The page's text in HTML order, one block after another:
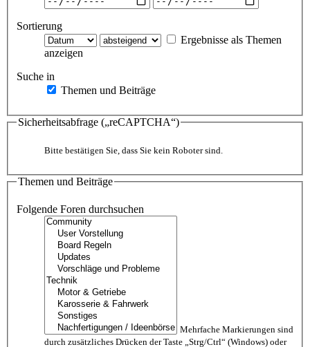
Sortierung
Ergebnisse als Themen
anzeigen
Suche in
Themen und Beiträge
Sicherheitsabfrage („reCAPTCHA“)
Bitte bestätigen Sie, dass Sie kein Roboter sind.
Themen und Beiträge
Folgende Foren durchsuchen
Mehrfache Markierungen sind
durch zusätzliches Drücken der Taste „Strg/Ctrl“ (Windows) oder